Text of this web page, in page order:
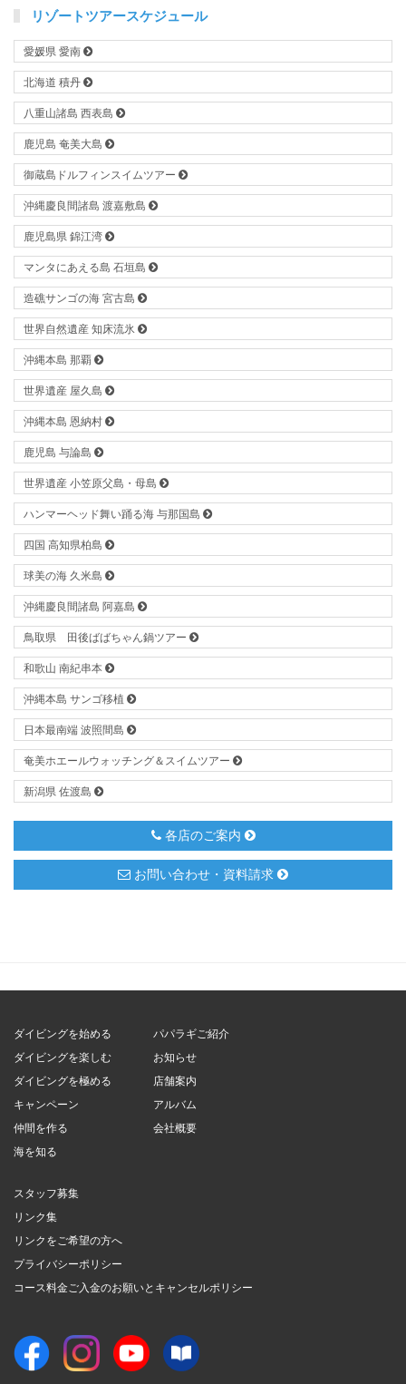
リゾートツアースケジュール
愛媛県 愛南
北海道 積丹
八重山諸島 西表島
鹿児島 奄美大島
御蔵島ドルフィンスイムツアー
沖縄慶良間諸島 渡嘉敷島
鹿児島県 錦江湾
マンタにあえる島 石垣島
造礁サンゴの海 宮古島
世界自然遺産 知床流氷
沖縄本島 那覇
世界遺産 屋久島
沖縄本島 恩納村
鹿児島 与論島
世界遺産 小笠原父島・母島
ハンマーヘッド舞い踊る海 与那国島
四国 高知県柏島
球美の海 久米島
沖縄慶良間諸島 阿嘉島
鳥取県 田後ばばちゃん鍋ツアー
和歌山 南紀串本
沖縄本島 サンゴ移植
日本最南端 波照間島
奄美ホエールウォッチング＆スイムツアー
新潟県 佐渡島
各店のご案内
お問い合わせ・資料請求
ダイビングを始める
ダイビングを楽しむ
ダイビングを極める
キャンペーン
仲間を作る
海を知る
パパラギご紹介
お知らせ
店舗案内
アルバム
会社概要
スタッフ募集
リンク集
リンクをご希望の方へ
プライバシーポリシー
コース料金ご入金のお願いとキャンセルポリシー